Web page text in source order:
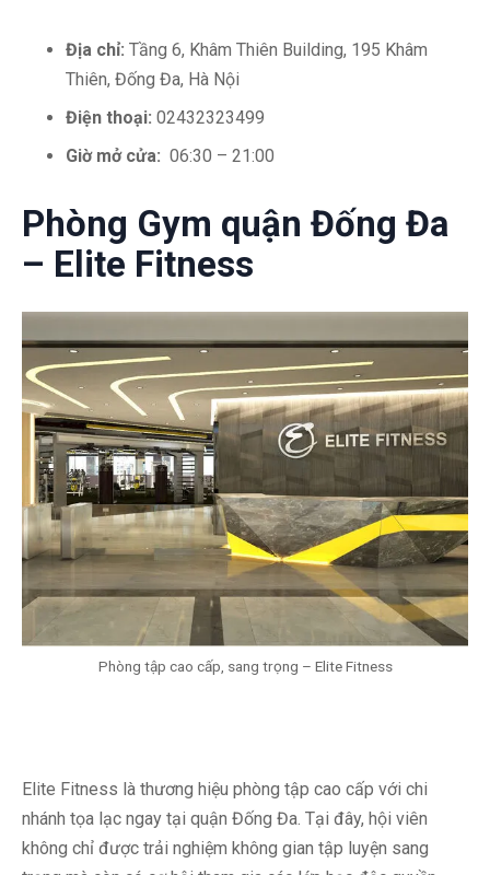
Địa chỉ: Tầng 6, Khâm Thiên Building, 195 Khâm
Thiên, Đống Đa, Hà Nội
Điện thoại: 02432323499
Giờ mở cửa: 06:30 – 21:00
Phòng Gym quận Đống Đa
– Elite Fitness
Phòng tập cao cấp, sang trọng – Elite Fitness
Elite Fitness là thương hiệu phòng tập cao cấp với chi
nhánh tọa lạc ngay tại quận Đống Đa. Tại đây, hội viên
không chỉ được trải nghiệm không gian tập luyện sang